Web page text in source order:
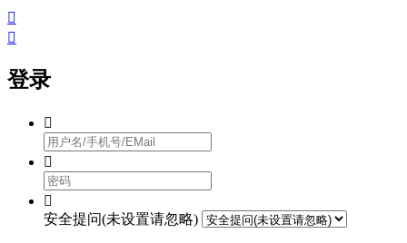


登录



安全提问(未设置请忽略)